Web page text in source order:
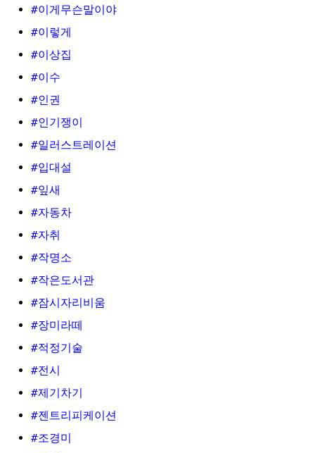
#이게무슨말이야
#이렇게
#이상집
#이수
#인권
#인기쟁이
#일러스트레이션
#입대설
#잎새
#자동차
#자취
#작명소
#작은도서관
#잠시자리비움
#장미라떼
#적정기술
#전시
#제기차기
#젠트리피케이션
#조경미